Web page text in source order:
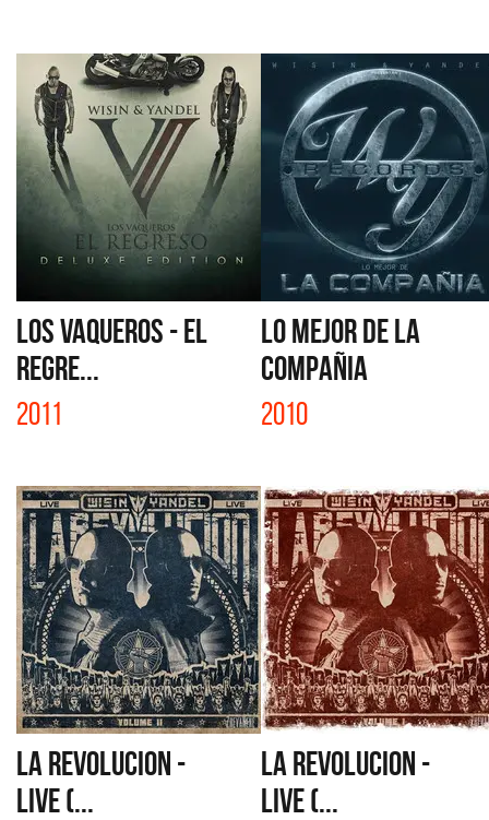
LOS VAQUEROS - EL
REGRE...
2011
LO MEJOR DE LA
COMPAÑIA
2010
LA REVOLUCION -
LIVE (...
LA REVOLUCION -
LIVE (...